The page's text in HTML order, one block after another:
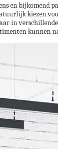
en
kiezen
in
kunnen